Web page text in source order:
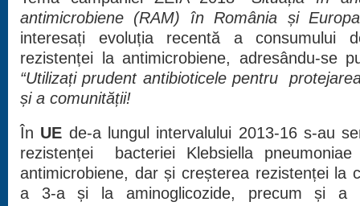
antimicrobiene (RAM) în România și
interesați evoluția recentă a consumului
rezistenței la antimicrobiene, adresându-se
“Utilizați prudent antibioticele pentru
și a comunității!
În UE de-a lungul intervalului 2013-16 s-au
rezistenței bacteriei Klebsiella
antimicrobiene, dar și creșterea rezistenței la
a 3-a și la aminoglicozide, precum și a